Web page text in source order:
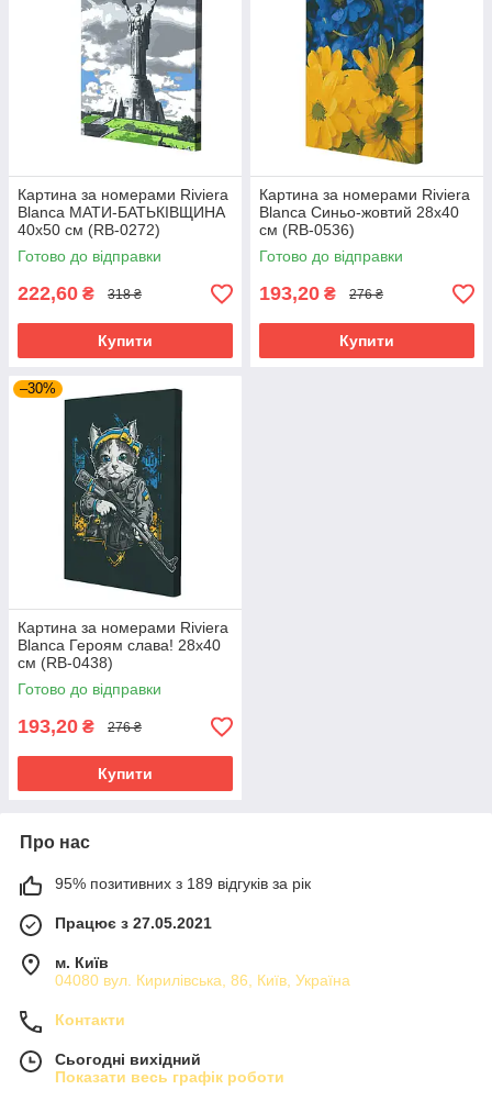
Картина за номерами Riviera
Blanca МАТИ-БАТЬКІВЩИНА
40x50 см (RB-0272)
Готово до відправки
222,60 ₴ 318 ₴
Купити
Картина за номерами Riviera
Blanca Синьо-жовтий 28x40
см (RB-0536)
Готово до відправки
193,20 ₴ 276 ₴
Купити
–30%
Картина за номерами Riviera
Blanca Героям слава! 28x40
см (RB-0438)
Готово до відправки
193,20 ₴ 276 ₴
Купити
Про нас
95% позитивних з 189 відгуків за рік
Працює з 27.05.2021
м. Київ
04080 вул. Кирилівська, 86, Київ, Україна
Контакти
Сьогодні вихідний
Показати весь графік роботи